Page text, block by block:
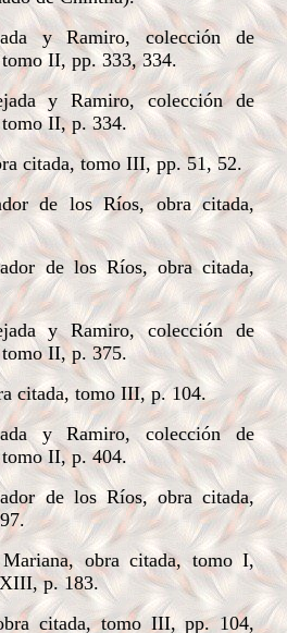
y Ramiro, colección de
tomo II, pp. 333, 334.
y Ramiro, colección de
tomo II, p. 334.
citada, tomo III, pp. 51, 52.
de los Ríos, obra citada,
de los Ríos, obra citada,
y Ramiro, colección de
tomo II, p. 375.
citada, tomo III, p. 104.
y Ramiro, colección de
tomo II, p. 404.
de los Ríos, obra citada,
obra citada, tomo I,
p. 183.
citada, tomo III, pp. 104,